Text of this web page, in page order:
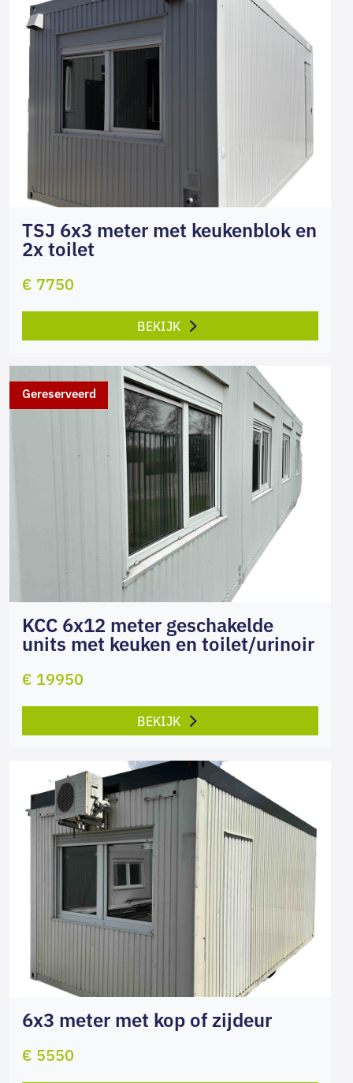
TSJ 6x3 meter met keukenblok en
2x toilet
€ 7750
BEKIJK
Gereserveerd
KCC 6x12 meter geschakelde
units met keuken en toilet/urinoir
€ 19950
BEKIJK
6x3 meter met kop of zijdeur
€ 5550